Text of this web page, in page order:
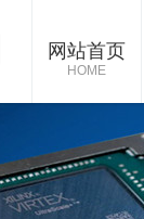
网站首页
HOME